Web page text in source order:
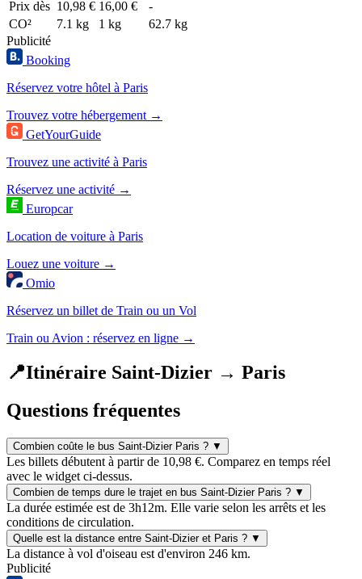
Prix dès 10,98 € 16,00 €
-
CO²
7.1 kg 1 kg
62.7 kg
Publicité
Booking
Réservez votre hôtel à Paris
Trouvez votre hébergement →
GetYourGuide
Trouvez une activité à Paris
Réservez une activité →
Europcar
Location de voiture à Paris
Louez une voiture →
Omio
Réservez un billet de Train ou un Vol
Train ou Avion : réservez en ligne →
📍Itinéraire Saint-Dizier → Paris
Questions fréquentes
Combien coûte le bus Saint-Dizier Paris ? ▼
Les billets débutent à partir de 10,98 €. Comparez en temps réel
avec le widget ci-dessus.
Combien de temps dure le trajet en bus Saint-Dizier Paris ? ▼
La durée estimée est de 3h12m. Elle varie selon les arrêts et les
conditions de circulation.
Quelle est la distance entre Saint-Dizier et Paris ? ▼
La distance à vol d'oiseau est d'environ 246 km.
Publicité